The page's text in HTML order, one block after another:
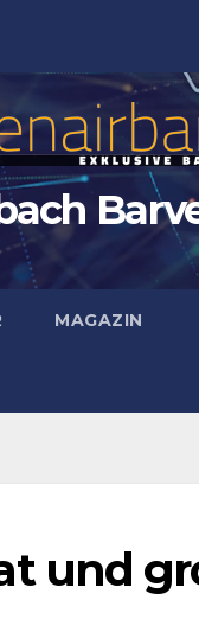
MAGAZIN
und